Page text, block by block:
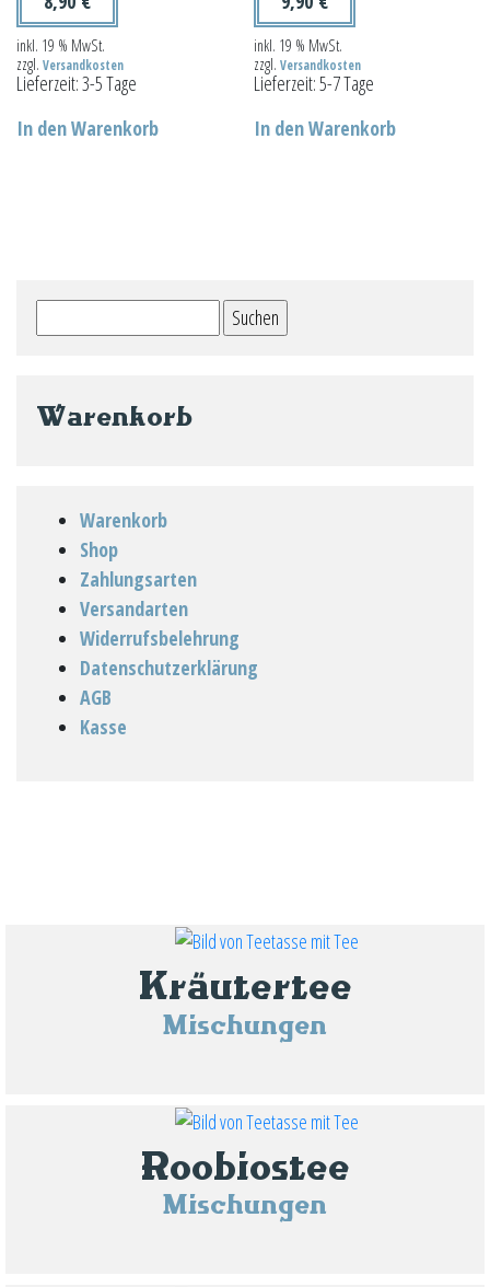
inkl. 19 % MwSt.
zzgl. Versandkosten
Lieferzeit:3-5 Tage
In den Warenkorb
inkl. 19 % MwSt.
zzgl.Versandkosten
Lieferzeit:5-7 Tage
In den Warenkorb
nach:
Warenkorb
Warenkorb
Shop
Zahlungsarten
Versandarten
Widerrufsbelehrung
Datenschutzerklärung
AGB
Kasse
Kräutertee
Mischungen
Roobiostee
Mischungen